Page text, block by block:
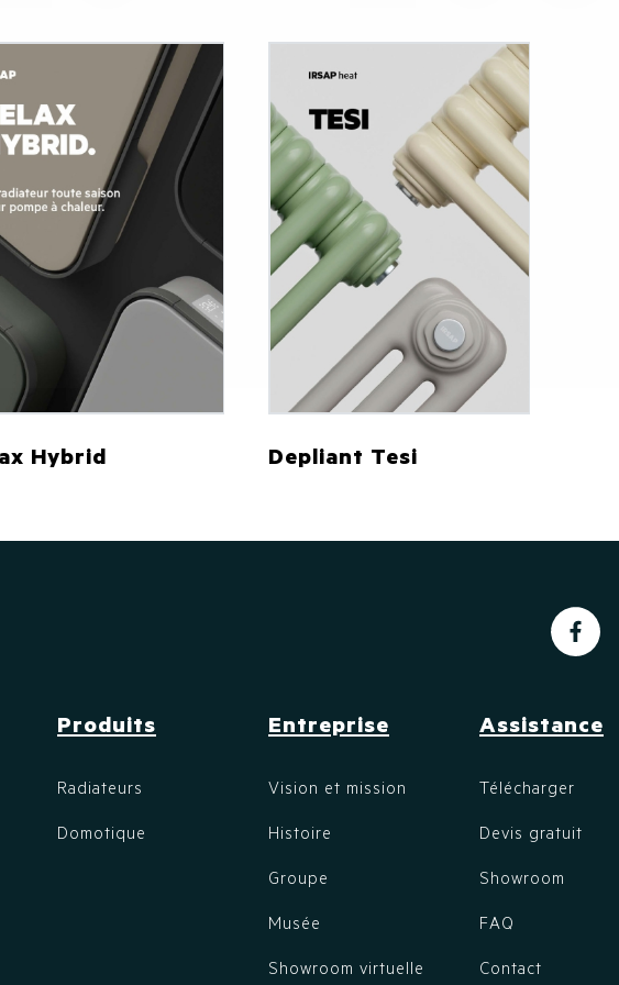
Hybrid Depliant Tesi
Produits
Radiateurs
Domotique
Entreprise
Vision et mission
Histoire
Groupe
Musée
Showroom virtuelle
Assistance
Télécharger
Devis gratuit
Showroom
FAQ
Contact